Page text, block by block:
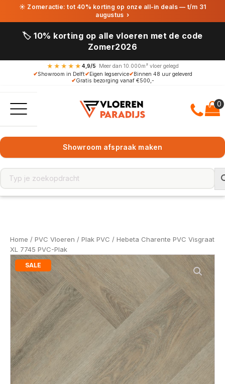
☀ Zomeractie: tot 40% korting op onze all-in deals — t/m 31
augustus ›
🏷️ 10% korting op alle vloeren met de code
Zomer2026
★★★★★ 4,9/5· Meer dan 10.000m² vloer gelegd
✔Showroom in Delft✔Eigen legservice✔Binnen 48 uur geleverd
✔Gratis bezorging vanaf €500,-
Showroom afspraak maken
Home / PVC Vloeren / Plak PVC / Hebeta Charente PVC Visgraat
XL 7745 PVC-Plak
SALE